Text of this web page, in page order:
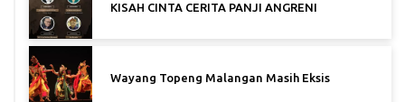
KISAH CINTA CERITA PANJI ANGRENI
Wayang Topeng Malangan Masih Eksis